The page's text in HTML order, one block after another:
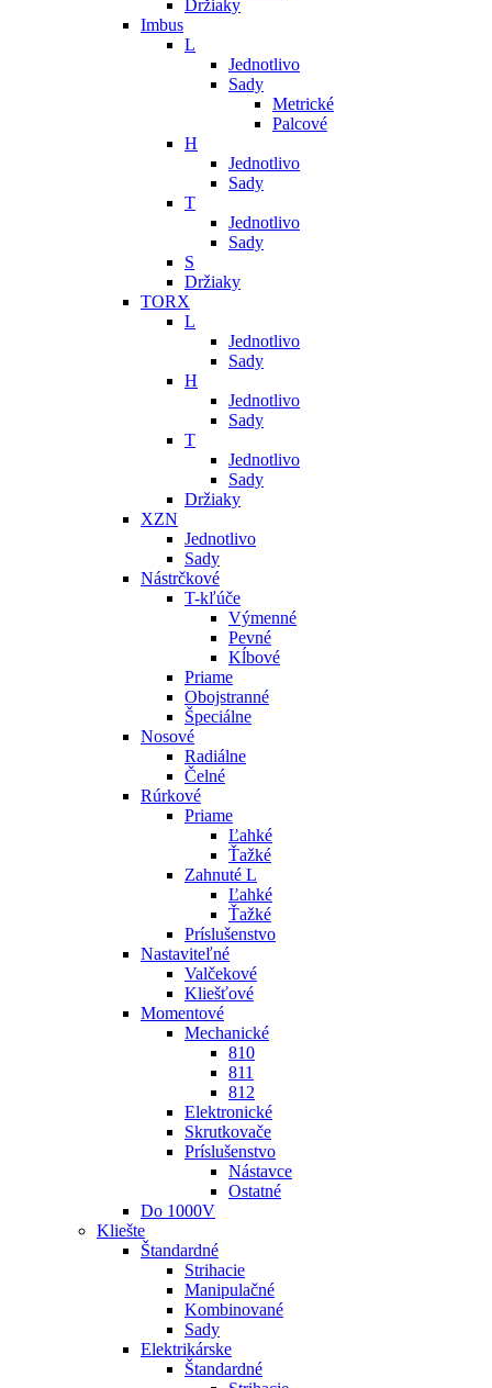
Držiaky
Imbus
L
Jednotlivo
Sady
Metrické
Palcové
H
Jednotlivo
Sady
T
Jednotlivo
Sady
S
Držiaky
TORX
L
Jednotlivo
Sady
H
Jednotlivo
Sady
T
Jednotlivo
Sady
Držiaky
XZN
Jednotlivo
Sady
Nástrčkové
T-kľúče
Výmenné
Pevné
Kĺbové
Priame
Obojstranné
Špeciálne
Nosové
Radiálne
Čelné
Rúrkové
Priame
Ľahké
Ťažké
Zahnuté L
Ľahké
Ťažké
Príslušenstvo
Nastaviteľné
Valčekové
Kliešťové
Momentové
Mechanické
810
811
812
Elektronické
Skrutkovače
Príslušenstvo
Nástavce
Ostatné
Do 1000V
Kliešte
Štandardné
Strihacie
Manipulačné
Kombinované
Sady
Elektrikárske
Štandardné